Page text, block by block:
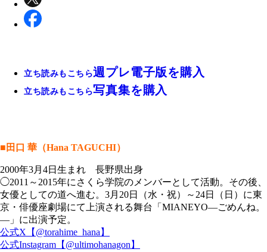
立ち読みもこちら週プレ電子版を購入
立ち読みもこちら写真集を購入
■田口 華（Hana TAGUCHI）
2000年3月4日生まれ 長野県出身
◯2011～2015年にさくら学院のメンバーとして活動。その後、
女優としての道へ進む。3月20日（水・祝）～24日（日）に東
京・俳優座劇場にて上演される舞台「MIANEYO―ごめんね。
―」に出演予定。
公式X【@torahime_hana】
公式Instagram【@ultimohanagon】